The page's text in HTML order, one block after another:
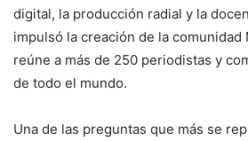
digital, la producción radial y la
impulsó la creación de la comunidad
reúne a más de 250 periodistas y
de todo el mundo.
Una de las preguntas que más se